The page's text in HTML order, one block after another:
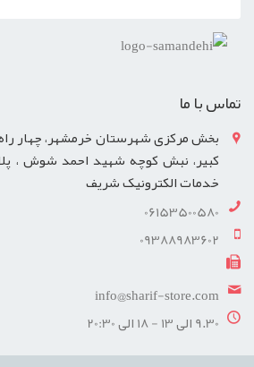
تماس با ما
بخش مرکزی شهرستان خرمشهر، چهار راه
خدمات الکترونیک شریف
06153500580
09388983602
info@sharif-store.com
9.30 الی 13 - 18 الی 20:30